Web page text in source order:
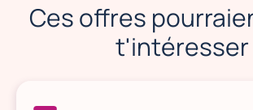
Ces offres
t'intéresser